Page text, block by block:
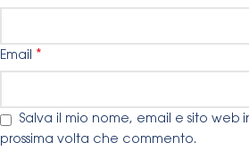
Email *
Salva il mio nome, email e sito web
prossima volta che commento.